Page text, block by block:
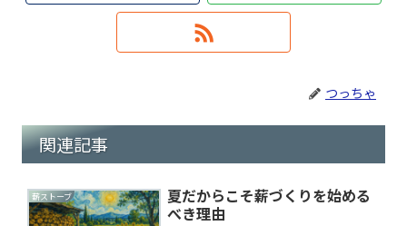
つっちゃ
関連記事
薪ストーブ
夏だからこそ薪づくりを始める
べき理由